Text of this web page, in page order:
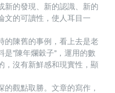
新的發現、新的認識、新的
文的可讀性，使人耳目一
的陳舊的事例，看上去是老
”陳年爛穀子”，運用的數
，沒有新鮮感和現實性，顯
觀點取勝。文章的寫作，